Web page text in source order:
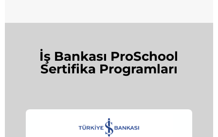
İş Bankası ProSchool
Sertifika Programları